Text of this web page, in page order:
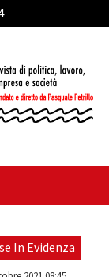
"Cava
sull'ultima
In Evidenza